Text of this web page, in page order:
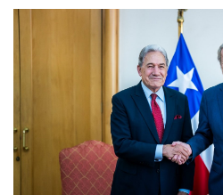
Embajadas y consulados
Servicios ciudadanos
Subsecretaría de Relaciones
Internacionales
Sala de prensa